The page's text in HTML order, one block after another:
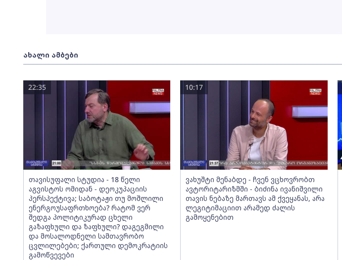
ახალი ამბები
თავისუფალი სტუდია - 18 წელი
აგვისტოს ომიდან - დეოკუპაციის
პერსპექტივა; საბოტაჟი თუ მოშლილი
ენერგოუსაფრთხოება? რატომ ვერ
შედგა პოლიტიკურად ცხელი
გაზაფხული და ზაფხული? დაგეგმილი
და მოსალოდნელი სამთავრობო
ცვლილებები; ქართული დემოკრატიის
გამოწვევები
22:35
ვახუშტი მენაბდე - ჩვენ ვცხოვრობთ
ავტორიტარიზმში - ბიძინა ივანიშვილი
თავის ნებაზე მართავს ამ ქვეყანას, არა
ლეგიტიმაციით არამედ ძალის
გამოყენებით
10:17